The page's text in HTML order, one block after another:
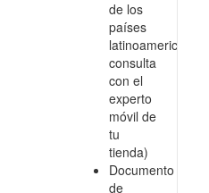
de los
países
latinoamericanos,
consulta
con el
experto
móvil de
tu
tienda)
Documento
de